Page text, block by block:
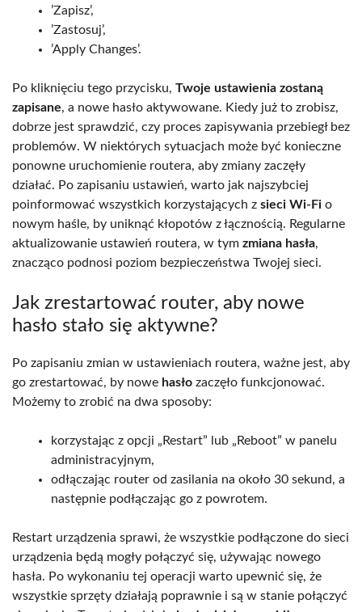
’Zapisz’,
’Zastosuj’,
’Apply Changes’.
Po kliknięciu tego przycisku, Twoje ustawienia zostaną
zapisane, a nowe hasło aktywowane. Kiedy już to zrobisz,
dobrze jest sprawdzić, czy proces zapisywania przebiegł bez
problemów. W niektórych sytuacjach może być konieczne
ponowne uruchomienie routera, aby zmiany zaczęły
działać. Po zapisaniu ustawień, warto jak najszybciej
poinformować wszystkich korzystających z sieci Wi-Fi o
nowym haśle, by uniknąć kłopotów z łącznością. Regularne
aktualizowanie ustawień routera, w tym zmiana hasła,
znacząco podnosi poziom bezpieczeństwa Twojej sieci.
Jak zrestartować router, aby nowe
hasło stało się aktywne?
Po zapisaniu zmian w ustawieniach routera, ważne jest, aby
go zrestartować, by nowe hasło zaczęło funkcjonować.
Możemy to zrobić na dwa sposoby:
korzystając z opcji „Restart” lub „Reboot” w panelu
administracyjnym,
odłączając router od zasilania na około 30 sekund, a
następnie podłączając go z powrotem.
Restart urządzenia sprawi, że wszystkie podłączone do sieci
urządzenia będą mogły połączyć się, używając nowego
hasła. Po wykonaniu tej operacji warto upewnić się, że
wszystkie sprzęty działają poprawnie i są w stanie połączyć